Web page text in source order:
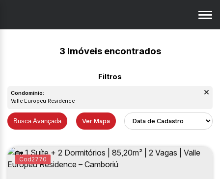
3 Imóveis encontrados
Condomínio:
Valle Europeu Residence
Busca Avançada Ver Mapa
2770